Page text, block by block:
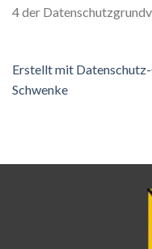
4 der
Erstellt mit
Schwenke